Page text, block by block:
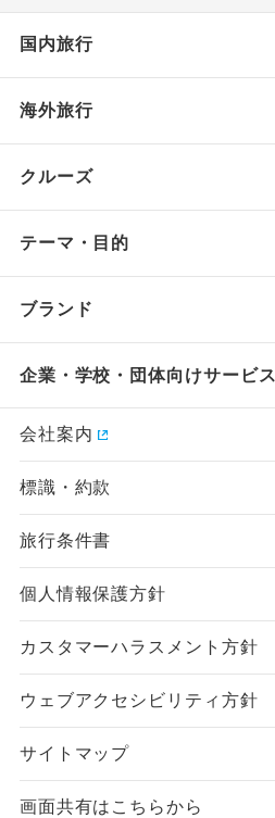
国内旅行
海外旅行
クルーズ
テーマ・目的
ブランド
企業・学校・団体向けサービス
会社案内
標識・約款
旅行条件書
個人情報保護方針
カスタマーハラスメント方針
ウェブアクセシビリティ方針
サイトマップ
画面共有はこちらから